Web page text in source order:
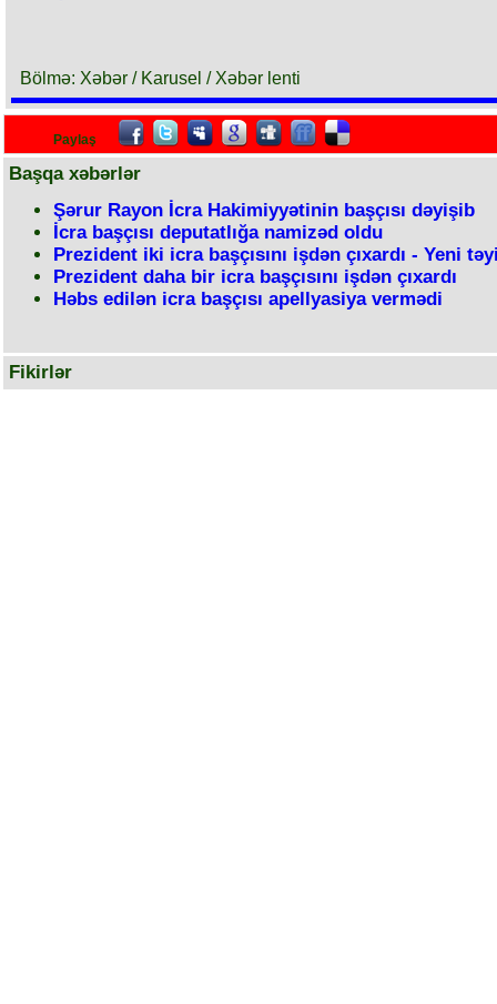
Bölmə: Xəbər / Karusel / Xəbər lenti
Paylaş
Başqa xəbərlər
Şərur Rayon İcra Hakimiyyətinin başçısı dəyişib
İcra başçısı deputatlığa namizəd oldu
Prezident iki icra başçısını işdən çıxardı - Yeni
Prezident daha bir icra başçısını işdən çıxardı
Həbs edilən icra başçısı apellyasiya vermədi
Fikirlər